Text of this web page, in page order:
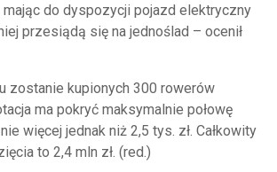
mając do dyspozycji pojazd elektryczny
przesiądą się na jednoślad – ocenił
zostanie kupionych 300 rowerów
ma pokryć maksymalnie połowę
więcej jednak niż 2,5 tys. zł. Całkowity
to 2,4 mln zł. (red.)